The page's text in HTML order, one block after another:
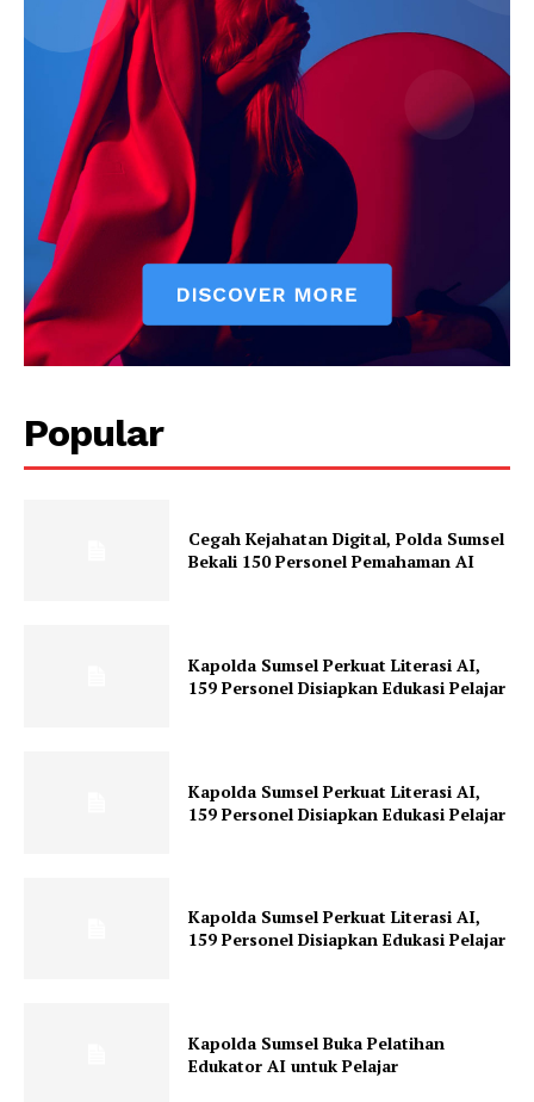
Klinik Gigi
Klinik Gigi Surabaya
Klinik Gigi Terdekat
Klinik Gigi terbaik
Popular
Cegah Kejahatan Digital, Polda Sumsel
Bekali 150 Personel Pemahaman AI
Kapolda Sumsel Perkuat Literasi AI,
159 Personel Disiapkan Edukasi Pelajar
Kapolda Sumsel Perkuat Literasi AI,
159 Personel Disiapkan Edukasi Pelajar
Kapolda Sumsel Perkuat Literasi AI,
159 Personel Disiapkan Edukasi Pelajar
Kapolda Sumsel Buka Pelatihan
Edukator AI untuk Pelajar